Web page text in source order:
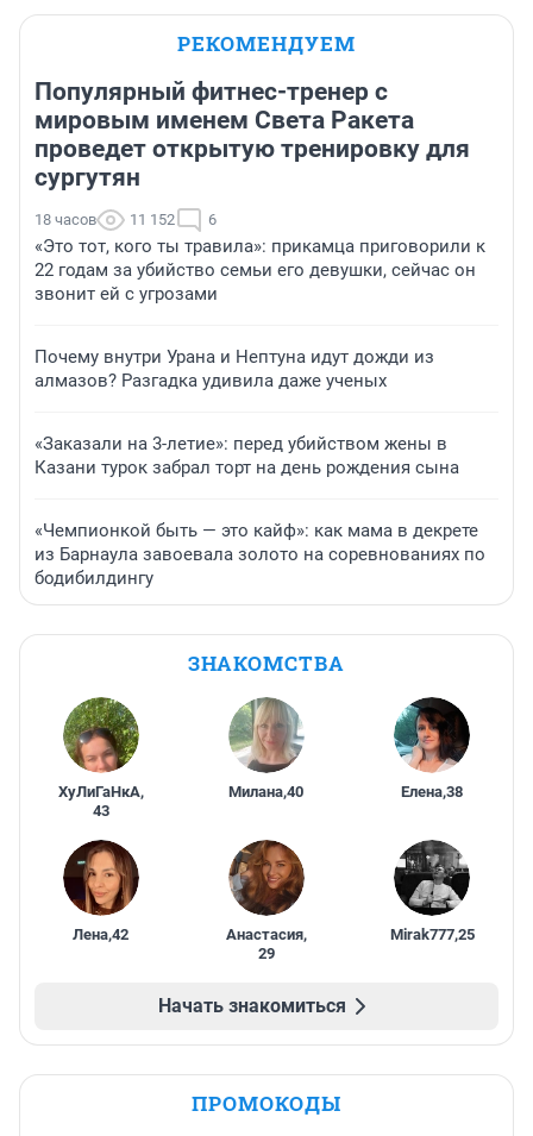
РЕКОМЕНДУЕМ
Популярный фитнес-тренер с
мировым именем Света Ракета
проведет открытую тренировку для
сургутян
18 часов 11 152 6
«Это тот, кого ты травила»: прикамца приговорили к
22 годам за убийство семьи его девушки, сейчас он
звонит ей с угрозами
Почему внутри Урана и Нептуна идут дожди из
алмазов? Разгадка удивила даже ученых
«Заказали на 3-летие»: перед убийством жены в
Казани турок забрал торт на день рождения сына
«Чемпионкой быть — это кайф»: как мама в декрете
из Барнаула завоевала золото на соревнованиях по
бодибилдингу
ЗНАКОМСТВА
ХуЛиГаНкА,
43
Милана,40 Елена,38
Лена,42 Анастасия,
29
Mirak777,25
Начать знакомиться
ПРОМОКОДЫ